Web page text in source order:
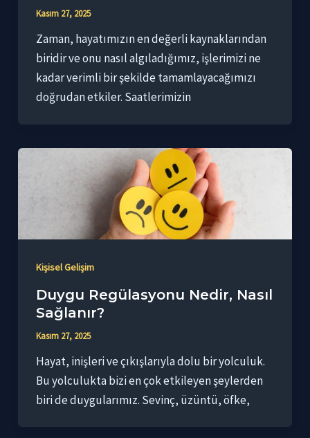
Kasım 27, 2025
Zaman, hayatımızın en değerli kaynaklarından
biridir ve onu nasıl algıladığımız, işlerimizi ne
kadar verimli bir şekilde tamamlayacağımızı
doğrudan etkiler. Saatlerimizin
Kişisel Gelişim
Duygu Regülasyonu Nedir, Nasıl
Sağlanır?
Kasım 27, 2025
Hayat, inişleri ve çıkışlarıyla dolu bir yolculuk.
Bu yolculukta bizi en çok etkileyen şeylerden
biri de duygularımız. Sevinç, üzüntü, öfke,